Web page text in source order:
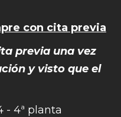
con cita previa
previa una vez
y visto que el
- 4ª planta